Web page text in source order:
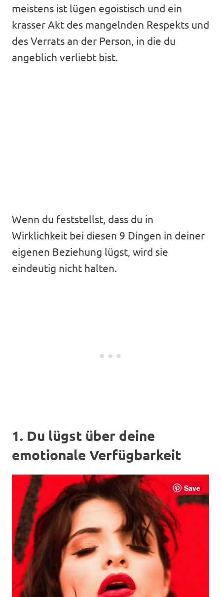
meistens ist lügen egoistisch und ein
krasser Akt des mangelnden Respekts und
des Verrats an der Person, in die du
angeblich verliebt bist.
Wenn du feststellst, dass du in
Wirklichkeit bei diesen 9 Dingen in deiner
eigenen Beziehung lügst, wird sie
eindeutig nicht halten.
1. Du lügst über deine
emotionale Verfügbarkeit
Save